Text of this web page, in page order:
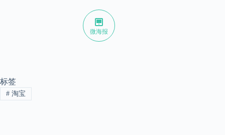
微海报
标签
#淘宝